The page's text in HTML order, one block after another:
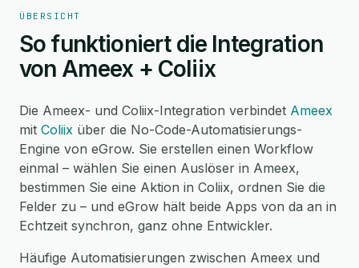
ÜBERSICHT
So funktioniert die Integration
von Ameex + Coliix
Die Ameex- und Coliix-Integration verbindet Ameex
mit Coliix über die No-Code-Automatisierungs-
Engine von eGrow. Sie erstellen einen Workflow
einmal – wählen Sie einen Auslöser in Ameex,
bestimmen Sie eine Aktion in Coliix, ordnen Sie die
Felder zu – und eGrow hält beide Apps von da an in
Echtzeit synchron, ganz ohne Entwickler.
Häufige Automatisierungen zwischen Ameex und